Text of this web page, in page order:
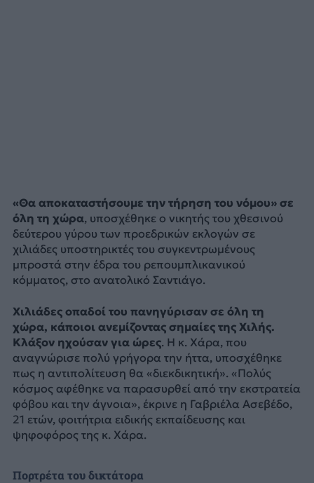
«Θα αποκαταστήσουμε την τήρηση του νόμου» σε
όλη τη χώρα, υποσχέθηκε ο νικητής του χθεσινού
δεύτερου γύρου των προεδρικών εκλογών σε
χιλιάδες υποστηρικτές του συγκεντρωμένους
μπροστά στην έδρα του ρεπουμπλικανικού
κόμματος, στο ανατολικό Σαντιάγο.
Χιλιάδες οπαδοί του πανηγύρισαν σε όλη τη
χώρα, κάποιοι ανεμίζοντας σημαίες της Χιλής.
Κλάξον ηχούσαν για ώρες. Η κ. Χάρα, που
αναγνώρισε πολύ γρήγορα την ήττα, υποσχέθηκε
πως η αντιπολίτευση θα «διεκδικητική». «Πολύς
κόσμος αφέθηκε να παρασυρθεί από την εκστρατεία
φόβου και την άγνοια», έκρινε η Γαβριέλα Ασεβέδο,
21 ετών, φοιτήτρια ειδικής εκπαίδευσης και
ψηφοφόρος της κ. Χάρα.
Πορτρέτα του δικτάτορα